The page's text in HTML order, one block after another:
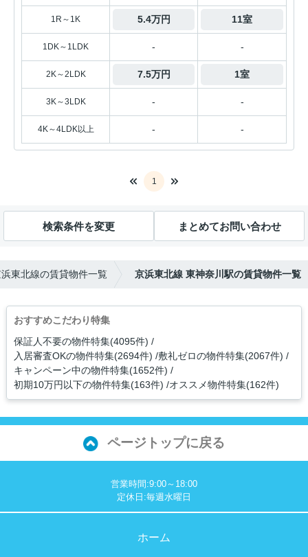
1R～1K 5.4万円 11室
1DK～1LDK - -
2K～2LDK 7.5万円 1室
3K～3LDK - -
4K～4LDK以上 - -
1
検索条件を変更 まとめてお問い合わせ
東北線の賃貸物件一覧 京浜東北線 東神奈川駅の賃貸物件一覧
おすすめこだわり特集
保証人不要の物件特集(4095件)
入居審査OKの物件特集(2694件) 敷礼ゼロの物件特集(2067件)
キャンペーン中の物件特集(1652件)
初期10万円以下の物件特集(163件) オススメ物件特集(162件)
ページトップに戻る
営業時間:9:00～18:00
定休日:毎週水曜日
ホーム